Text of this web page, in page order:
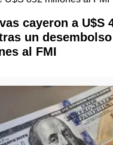
cayeron a U$S
un desembolso
al FMI